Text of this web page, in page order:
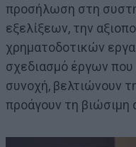
προσήλωση στη
εξελίξεων, την
χρηματοδοτικών
σχεδιασμό έργων που
συνοχή, βελτιώνουν
προάγουν τη βιώσιμη